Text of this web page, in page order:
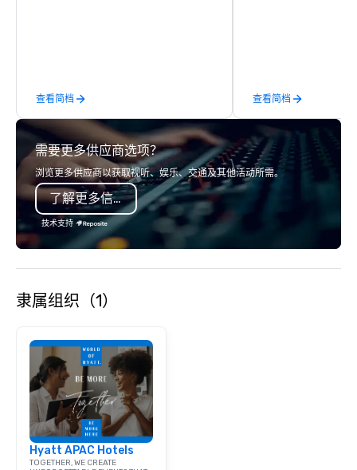
查看简档
event, Impact 4 Good
details. Where are we? Nationwide
and abroad, our local
covered. Got a cause
events put your
into action. Short on
goals/objectives/
查看简档
需要更多供应商选项？
浏览更多供应商以获取视听、娱乐、交通及其他活动所需。
了解更多信息
技术支持
隶属组织（1）
Hyatt APAC Hotels
TOGETHER, WE CREATE